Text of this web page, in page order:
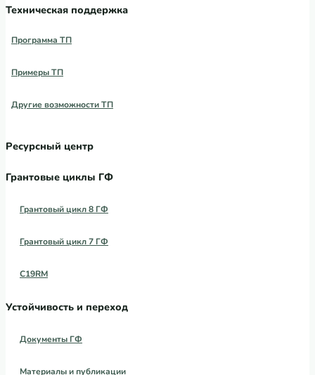
Техническая поддержка
Программа ТП
Примеры ТП
Другие возможности ТП
Ресурсный центр
Грантовые циклы ГФ
Грантовый цикл 8 ГФ
Грантовый цикл 7 ГФ
C19RM
Устойчивость и переход
Документы ГФ
Материалы и публикации